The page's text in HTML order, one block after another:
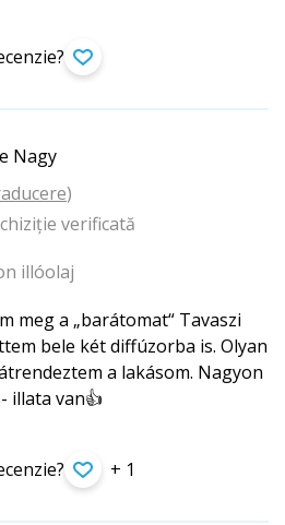
Nagy
)
verificată
illóolaj
meg a „barátomat“ Tavaszi
bele két diffúzorba is. Olyan
a lakásom. Nagyon
illata van👍
+ 1